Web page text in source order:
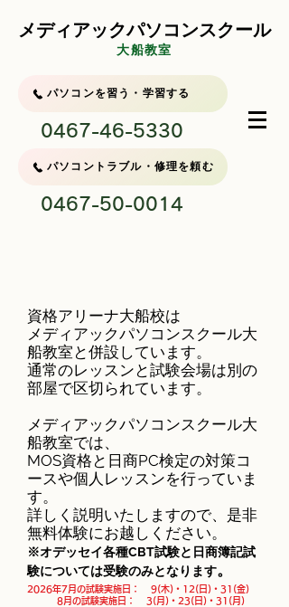
メディアックパソコンスクール
大船教室
パソコンを習う・学習する
0467-46-5330
パソコントラブル・修理を頼む
0467-50-0014
資格アリーナ大船校は
メディアックパソコンスクール大
船教室と併設しています。
通常のレッスンと試験会場は別の
部屋で区切られています。
メディアックパソコンスクール大
船教室では、
MOS資格と日商PC検定の対策コ
ースや個人レッスンを行っていま
す。
​詳しく説明いたしますので、是非
無料体験にお越しください。
※オデッセイ各種CBT試験と日商簿記試
験につい​ては受験のみとなります。
2026年7月の試験実施日： 9(木)・12(日)・31(金)
8月の試験実施日： 3(月)・23(日)・31(月)